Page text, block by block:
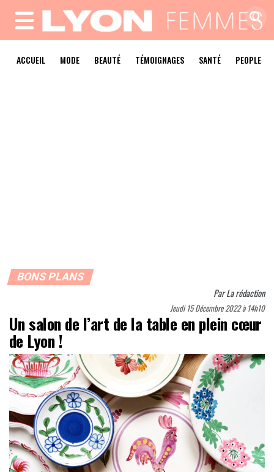
MENU
ACCUEIL MODE BEAUTÉ TÉMOIGNAGES SANTÉ PEOPLE
BONS PLANS
ParLa rédaction
Jeudi 15 Décembre 2022 à 14h10
Un salon de l’art de la table en plein cœur
de Lyon !